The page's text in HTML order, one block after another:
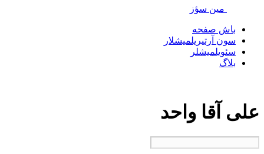
مین سؤز
باش صفحه
سون آرتیریلمیشلار
سئویلمیشلر
بلاگ
علی آقا واحد